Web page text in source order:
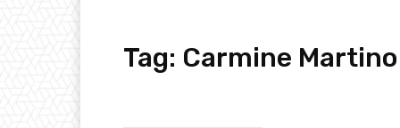
Tag: Carmine Martino